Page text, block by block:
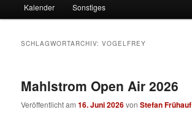
Kalender Sonstiges
SCHLAGWORTARCHIV:VOGELFREY
Mahlstrom Open Air 2026
Veröffentlicht am16. Juni 2026vonStefan Frühauf